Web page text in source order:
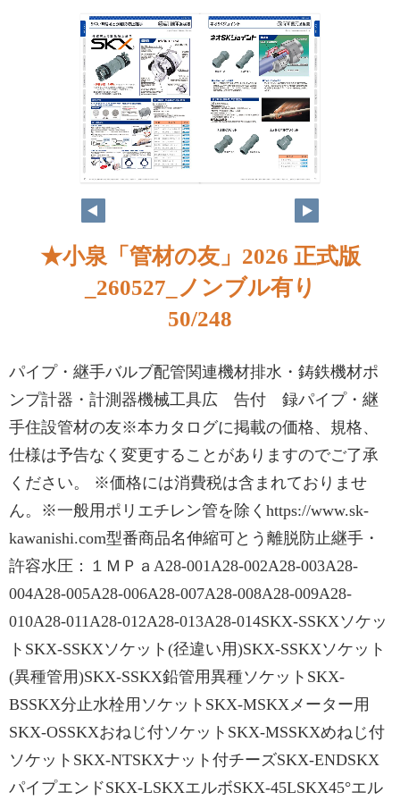
★小泉「管材の友」2026 正式版
_260527_ノンブル有り
50/248
パイプ・継手バルブ配管関連機材排水・鋳鉄機材ポ
ンプ計器・計測器機械工具広 告付 録パイプ・継
手住設管材の友※本カタログに掲載の価格、規格、
仕様は予告なく変更することがありますのでご了承
ください。 ※価格には消費税は含まれておりませ
ん。※一般用ポリエチレン管を除くhttps://www.sk-
kawanishi.com型番商品名伸縮可とう離脱防止継手・
許容水圧：１ＭＰａA28-001A28-002A28-003A28-
004A28-005A28-006A28-007A28-008A28-009A28-
010A28-011A28-012A28-013A28-014SKX-SSKXソケッ
トSKX-SSKXソケット(径違い用)SKX-SSKXソケット
(異種管用)SKX-SSKX鉛管用異種ソケットSKX-
BSSKX分止水栓用ソケットSKX-MSKXメーター用
SKX-OSSKXおねじ付ソケットSKX-MSSKXめねじ付
ソケットSKX-NTSKXナット付チーズSKX-ENDSKX
パイプエンドSKX-LSKXエルボSKX-45LSKX45°エル